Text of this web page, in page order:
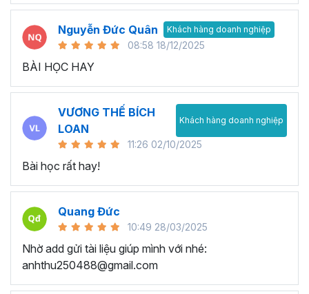
Nguyễn Đức Quân Khách hàng doanh nghiệp
08:58 18/12/2025
BÀI HỌC HAY
VƯƠNG THẾ BÍCH
LOAN
Khách hàng doanh nghiệp
11:26 02/10/2025
Bài học rất hay!
Quang Đức
10:49 28/03/2025
Nhờ add gửi tài liệu giúp mình với nhé:
anhthu250488@gmail.com